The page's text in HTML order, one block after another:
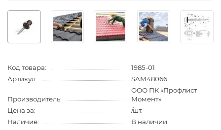
Код товара:
1985-01
Артикул:
SAM48066
Производитель:
ООО ПК «Профлист
Момент»
Цена за:
/шт.
Наличие:
В наличии